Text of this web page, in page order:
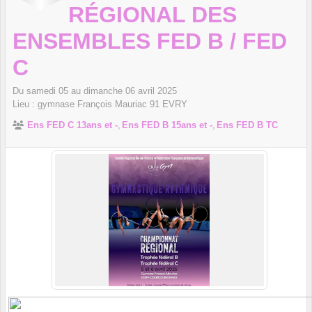
RÉGIONAL DES
ENSEMBLES FED B / FED
C
Du samedi 05 au dimanche 06 avril 2025
Lieu : gymnase François Mauriac 91 EVRY
Ens FED C 13ans et - Ens FED B 15ans et - Ens FED B TC